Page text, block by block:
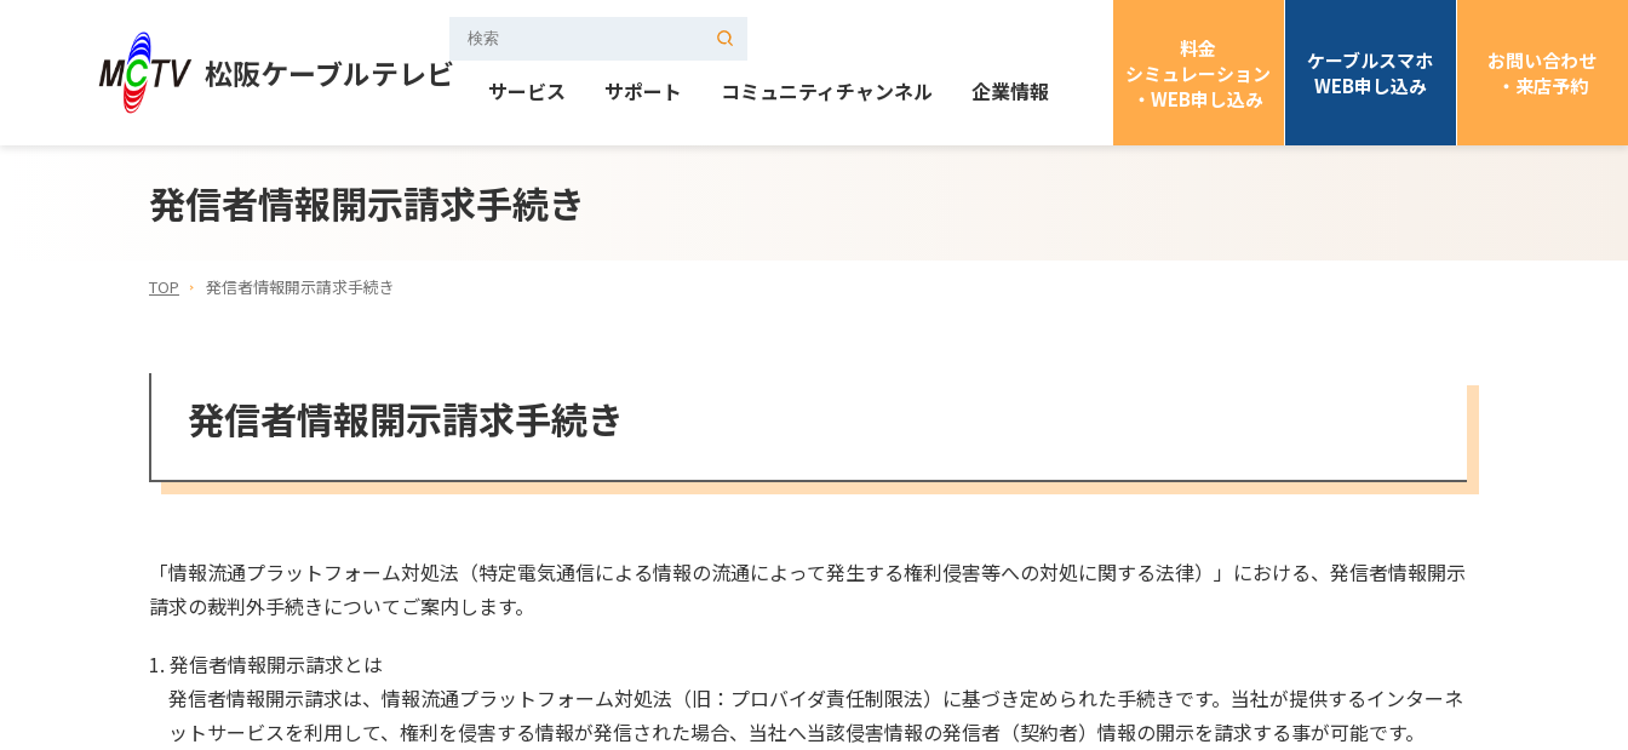
松阪ケーブルテレビ サービス サポート コミュニティチャンネル 企業情報
料金
シミュレーション
・WEB申し込み
ケーブルスマホ
WEB申し込み
お問い合わせ
・来店予約
発信者情報開示請求手続き
TOP 発信者情報開示請求手続き
発信者情報開示請求手続き
「情報流通プラットフォーム対処法（特定電気通信による情報の流通によって発生する権利侵害等への対処に関する法律）」における、発信者情報開示
請求の裁判外手続きについてご案内します。
1. 発信者情報開示請求とは
発信者情報開示請求は、情報流通プラットフォーム対処法（旧：プロバイダ責任制限法）に基づき定められた手続きです。当社が提供するインターネ
ットサービスを利用して、権利を侵害する情報が発信された場合、当社へ当該侵害情報の発信者（契約者）情報の開示を請求する事が可能です。